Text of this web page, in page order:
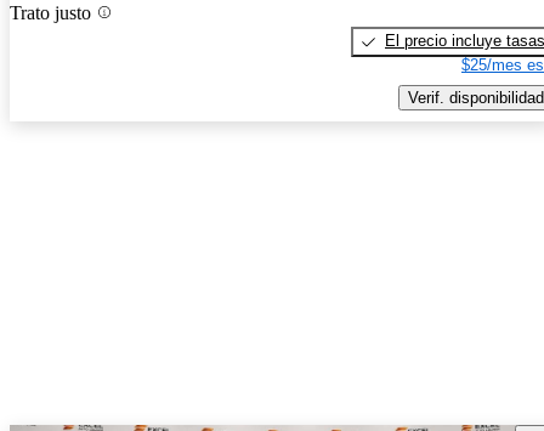
Trato justo
El precio incluye tasas
$25/mes
Verif. disponibilidad